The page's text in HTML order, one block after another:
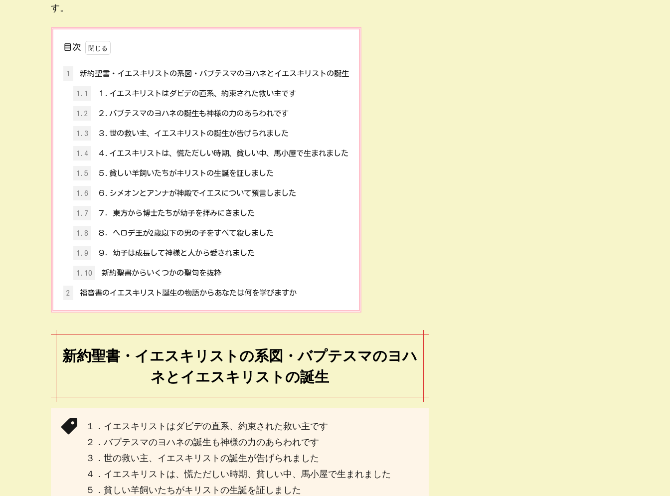
す。
目次
1 新約聖書・イエスキリストの系図・バプテスマのヨハネとイエスキリストの誕生
1.1 １.イエスキリストはダビデの直系、約束された救い主です
1.2 ２.バプテスマのヨハネの誕生も神様の力のあらわれです
1.3 ３.世の救い主、イエスキリストの誕生が告げられました
1.4 ４.イエスキリストは、慌ただしい時期、貧しい中、馬小屋で生まれました
1.5 ５.貧しい羊飼いたちがキリストの生誕を証しました
1.6 ６.シメオンとアンナが神殿でイエスについて預言しました
1.7 ７．東方から博士たちが幼子を拝みにきました
1.8 ８．ヘロデ王が2歳以下の男の子をすべて殺しました
1.9 ９．幼子は成長して神様と人から愛されました
1.10 新約聖書からいくつかの聖句を抜粋
2 福音書のイエスキリスト誕生の物語からあなたは何を学びますか
新約聖書・イエスキリストの系図・バプテスマのヨハ
ネとイエスキリストの誕生
１．イエスキリストはダビデの直系、約束された救い主です
２．バプテスマのヨハネの誕生も神様の力のあらわれです
３．世の救い主、イエスキリストの誕生が告げられました
４．イエスキリストは、慌ただしい時期、貧しい中、馬小屋で生まれました
５．貧しい羊飼いたちがキリストの生誕を証しました